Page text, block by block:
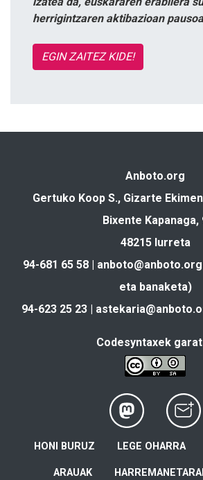
herrigintzaren aktibazioan
EGIN ZAITEZ KIDE!
Anboto.org
Gertuko Koop S., Gizarte
Bixente Kapanaga,
48215 Iurreta
94-681 65 58 | anboto@anboto.org
eta banaketa)
94-623 25 23 |
Codesyntaxek
HONI BURUZ LEGE OHARRA
ARAUAK